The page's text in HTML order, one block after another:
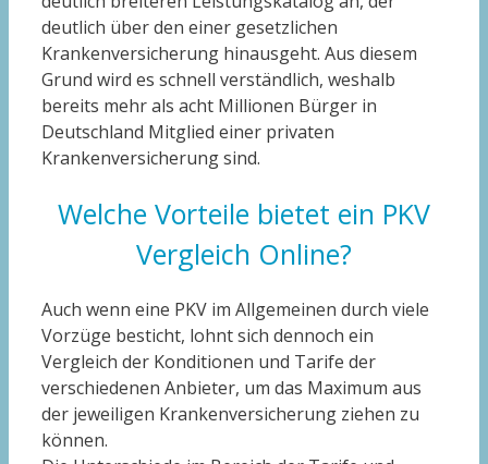
deutlich über den einer gesetzlichen
Krankenversicherung hinausgeht. Aus diesem
Grund wird es schnell verständlich, weshalb
bereits mehr als acht Millionen Bürger in
Deutschland Mitglied einer privaten
Krankenversicherung sind.
Welche Vorteile bietet ein PKV
Vergleich Online?
Auch wenn eine PKV im Allgemeinen durch viele
Vorzüge besticht, lohnt sich dennoch ein
Vergleich der Konditionen und Tarife der
verschiedenen Anbieter, um das Maximum aus
der jeweiligen Krankenversicherung ziehen zu
können.